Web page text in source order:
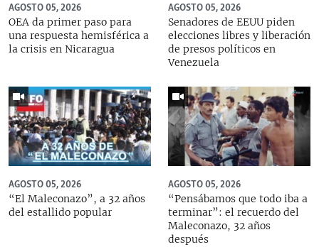
AGOSTO 05, 2026
OEA da primer paso para
una respuesta hemisférica a
la crisis en Nicaragua
AGOSTO 05, 2026
Senadores de EEUU piden
elecciones libres y liberación
de presos políticos en
Venezuela
AGOSTO 05, 2026
“El Maleconazo”, a 32 años
del estallido popular
AGOSTO 05, 2026
“Pensábamos que todo iba a
terminar”: el recuerdo del
Maleconazo, 32 años
después